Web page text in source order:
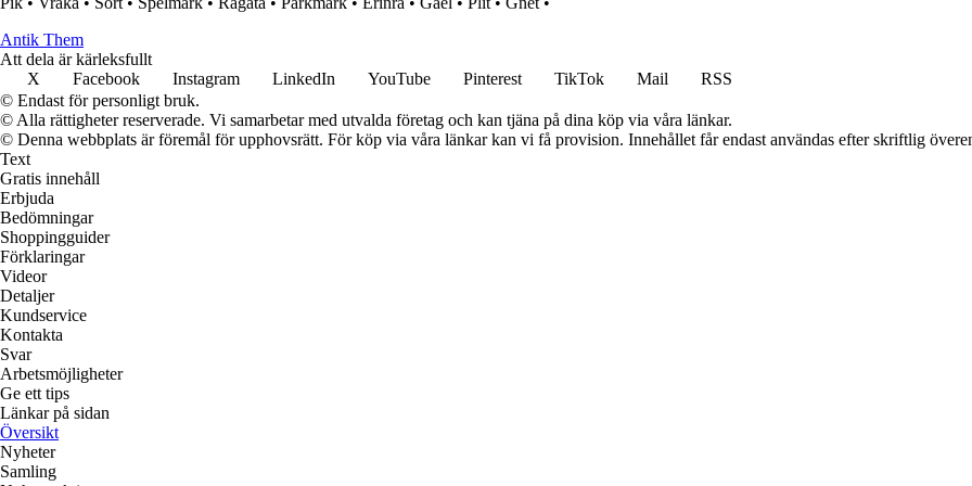
Antik Them
Att dela är kärleksfullt
X
Facebook Instagram LinkedIn YouTube Pinterest TikTok Mail
RSS
© Endast för personligt bruk.
© Alla rättigheter reserverade. Vi samarbetar med utvalda företag och kan tjäna på dina köp via våra länkar.
© Denna webbplats är föremål för upphovsrätt. För köp via våra länkar kan vi få provision. Innehållet får endast användas efter skriftlig
Text
Gratis innehåll
Erbjuda
Bedömningar
Shoppingguider
Förklaringar
Videor
Detaljer
Kundservice
Kontakta
Svar
Arbetsmöjligheter
Ge ett tips
Länkar på sidan
Översikt
Nyheter
Samling